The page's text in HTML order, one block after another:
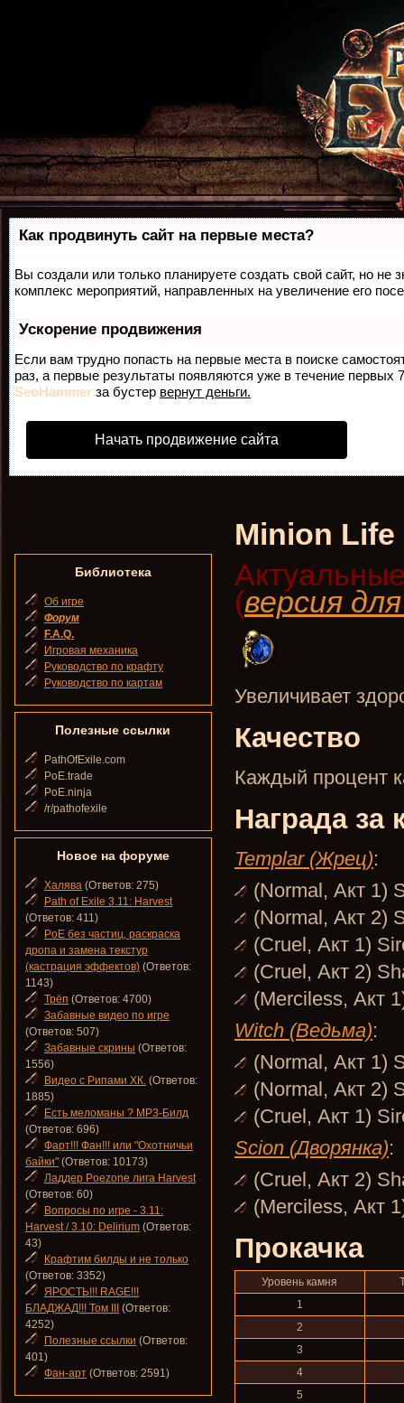
Как продвинуть сайт на первые места?
Вы создали или только планируете создать свой сайт, но не
комплекс мероприятий, направленных на увеличение его
Ускорение продвижения
Если вам трудно попасть на первые места в поиске
раз, а первые результаты появляются уже в течение первых
SeoHammer за бустер вернут деньги.
Начать продвижение сайта
Minion Life
(версия
Увеличивает
Качество
Каждый процент
Награда за
Templar (Жрец):
(Normal, Акт 1)
(Normal, Акт 2)
(Cruel, Акт 1)
(Cruel, Акт 2)
(Merciless, Акт
Witch (Ведьма):
(Normal, Акт 1)
(Normal, Акт 2)
(Cruel, Акт 1)
Scion (Дворянка):
(Cruel, Акт 2)
(Merciless, Акт
Прокачка
Уровень камня
1
2
3
4
5
Библиотека
Об игре
Форум
F.A.Q.
Игровая механика
Руководство по крафту
Руководство по картам
Полезные ссылки
PathOfExile.com
PoE.trade
PoE.ninja
/r/pathofexile
Новое на форуме
Халява (Ответов: 275)
Path of Exile 3.11: Harvest
(Ответов: 411)
PoE без частиц, раскраска
дропа и замена текстур
(кастрация эффектов) (Ответов:
1143)
Трёп (Ответов: 4700)
Забавные видео по игре
(Ответов: 507)
Забавные скрины (Ответов:
1556)
Видео с Рипами ХК. (Ответов:
1885)
Есть меломаны ? MP3-Билд
(Ответов: 696)
Фарт!!! Фан!!! или "Охотничьи
байки" (Ответов: 10173)
Ладдер Poezone лига Harvest
(Ответов: 60)
Вопросы по игре - 3.11:
Harvest / 3.10: Delirium (Ответов:
43)
Крафтим билды и не только
(Ответов: 3352)
ЯРОСТЬ!!! RAGE!!!
БЛАДЖАД!!! Том III
(Ответов:
4252)
Полезные ссылки (Ответов:
401)
Фан-арт (Ответов: 2591)